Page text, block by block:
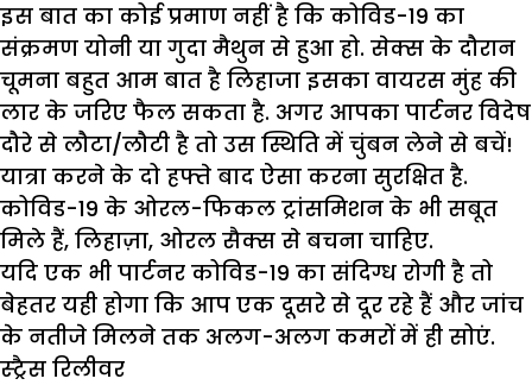
इस बात का कोई प्रमाण नहीं है कि कोविड-19 का
संक्रमण योनी या गुदा मैथुन से हुआ हो. सेक्स के दौरान
चूमना बहुत आम बात है लिहाजा इसका वायरस मुंह की
लार के जरिए फैल सकता है. अगर आपका पार्टनर विदेष
दौरे से लौटा/लौटी है तो उस स्थिति में चुंबन लेने से बचें!
यात्रा करने के दो हफ्ते बाद ऐसा करना सुरक्षित है.
कोविड-19 के ओरल-फिकल ट्रांसमिशन के भी सबूत
मिले हैं, लिहाज़ा, ओरल सैक्स से बचना चाहिए.
यदि एक भी पार्टनर कोविड-19 का संदिग्ध रोगी है तो
बेहतर यही होगा कि आप एक दूसरे से दूर रहे हैं और जांच
के नतीजे मिलने तक अलग-अलग कमरों में ही सोएं.
स्ट्रैस रिलीवर